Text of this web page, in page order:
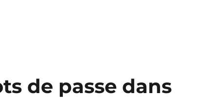
de passe dans